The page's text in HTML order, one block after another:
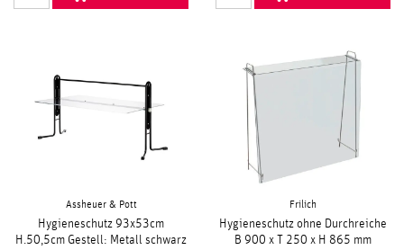
Assheuer & Pott
Hygieneschutz 93x53cm
H.50,5cm Gestell: Metall schwarz
Frilich
Hygieneschutz ohne Durchreiche
B 900 x T 250 x H 865 mm